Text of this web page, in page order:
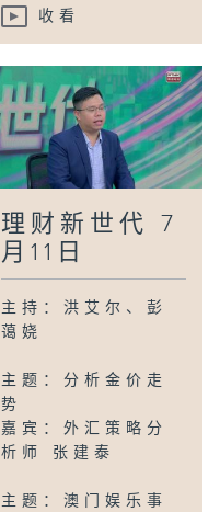
收看
理财新世代 7
月11日
主持：洪艾尔、彭
蔼娆
主题：分析金价走
势
嘉宾：外汇策略分
析师 张建泰
主题：澳门娱乐事